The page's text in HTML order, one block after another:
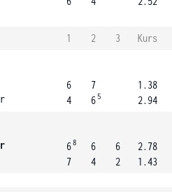
1 2 3
Kurs
6
4
7
6 5
1.38
2.94
68
7
6
4
6
2
2.78
1.43